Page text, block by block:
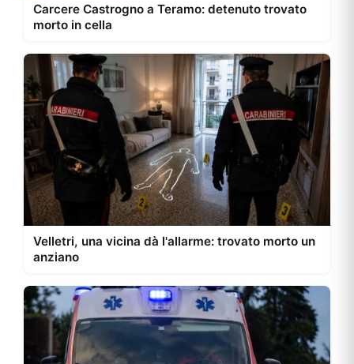
Carcere Castrogno a Teramo: detenuto trovato
morto in cella
Velletri, una vicina dà l'allarme: trovato morto un
anziano